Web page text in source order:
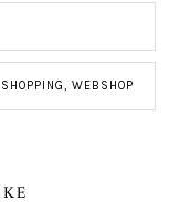
SHOPPING, WEBSHOP